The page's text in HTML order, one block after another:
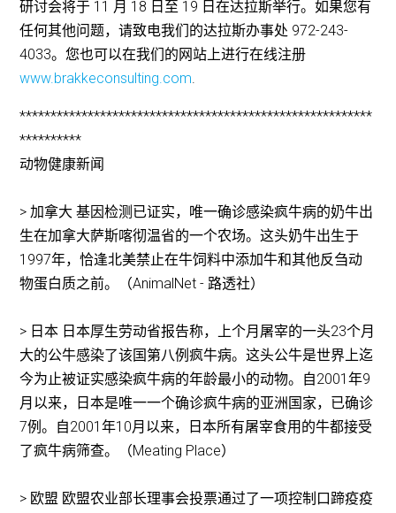
研讨会将于 11 月 18 日至 19 日在达拉斯举行。如果您有
任何其他问题，请致电我们的达拉斯办事处 972-243-
4033。您也可以在我们的网站上进行在线注册
www.brakkeconsulting.com.
*********************************************************
**********
动物健康新闻
> 加拿大 基因检测已证实，唯一确诊感染疯牛病的奶牛出
生在加拿大萨斯喀彻温省的一个农场。这头奶牛出生于
1997年，恰逢北美禁止在牛饲料中添加牛和其他反刍动
物蛋白质之前。（AnimalNet - 路透社）
> 日本 日本厚生劳动省报告称，上个月屠宰的一头23个月
大的公牛感染了该国第八例疯牛病。这头公牛是世界上迄
今为止被证实感染疯牛病的年龄最小的动物。自2001年9
月以来，日本是唯一一个确诊疯牛病的亚洲国家，已确诊
7例。自2001年10月以来，日本所有屠宰食用的牛都接受
了疯牛病筛查。（Meating Place）
> 欧盟 欧盟农业部长理事会投票通过了一项控制口蹄疫疫